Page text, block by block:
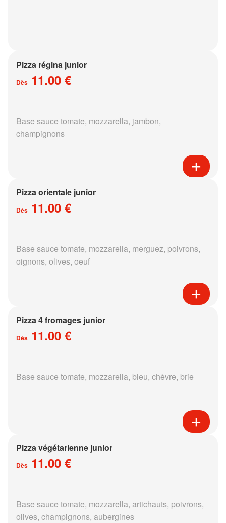
Pizza régina junior
Dès 11.00 €
Base sauce tomate, mozzarella, jambon,
champignons
Pizza orientale junior
Dès 11.00 €
Base sauce tomate, mozzarella, merguez, poivrons,
oignons, olives, oeuf
Pizza 4 fromages junior
Dès 11.00 €
Base sauce tomate, mozzarella, bleu, chèvre, brie
Pizza végétarienne junior
Dès 11.00 €
Base sauce tomate, mozzarella, artichauts, poivrons,
olives, champignons, aubergines